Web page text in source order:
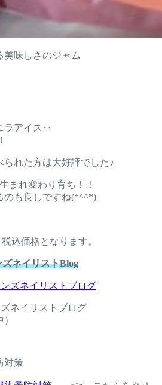
美味しさのジャム
ラアイス‥
れた方は大好評でした♪
まれ変わり育ち！！
のも良しですね(*^^*)
込価格となります。
ネイリストBlog
ネイリストブログ
対策